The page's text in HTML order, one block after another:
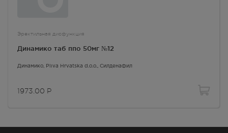
Эректильная дисфункция
Динамико таб ппо 50мг №12
Динамико, Pliva Hrvatska d.o.o., Силденафил
1973.00 Р